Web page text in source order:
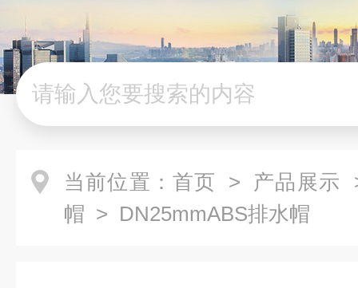
当前位置： 首页 > 产品展示
帽 > DN25mmABS排水帽